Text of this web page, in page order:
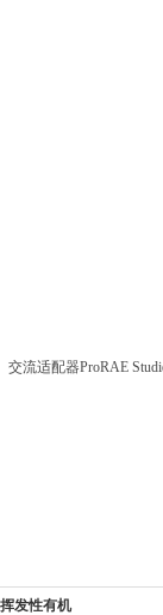
流适配器ProRAE
发性有机